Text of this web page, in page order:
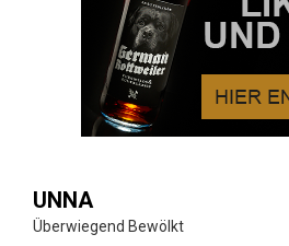
UNNA
Überwiegend Bewölkt